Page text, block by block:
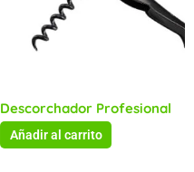
Descorchador Profesional
Añadir al carrito